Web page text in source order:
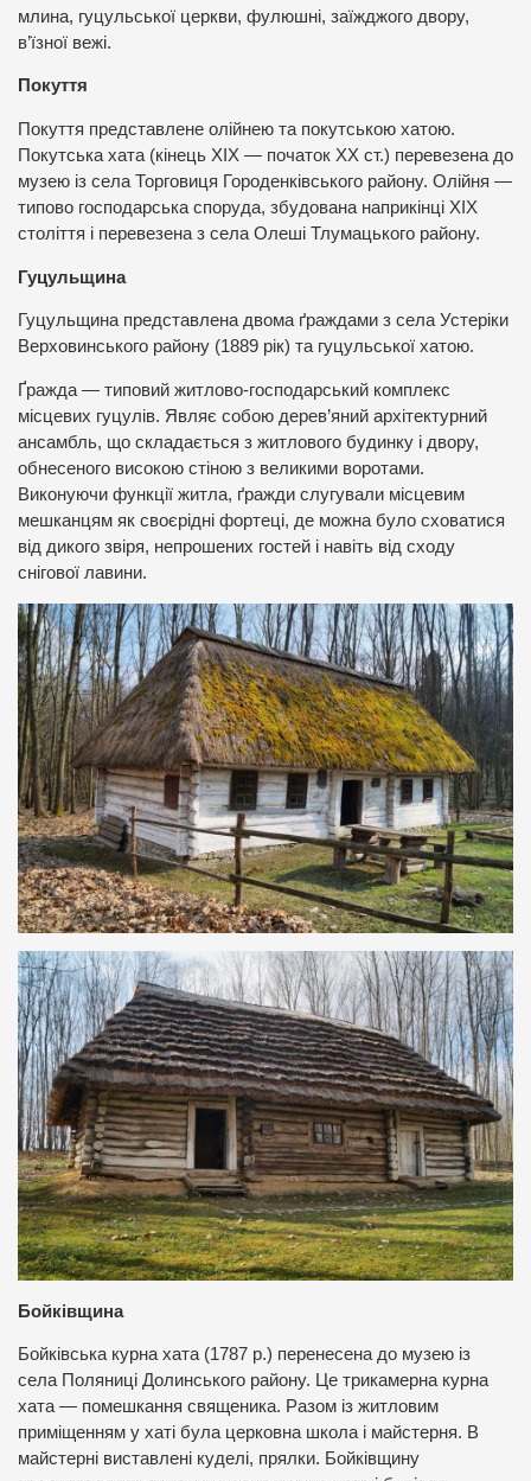
млина, гуцульської церкви, фулюшні, заїжджого двору,
в’їзної вежі.
Покуття
Покуття представлене олійнею та покутською хатою.
Покутська хата (кінець XIX — початок XX ст.) перевезена до
музею із села Торговиця Городенківського району. Олійня —
типово господарська споруда, збудована наприкінці XIX
століття і перевезена з села Олеші Тлумацького району.
Гуцульщина
Гуцульщина представлена двома ґраждами з села Устеріки
Верховинського району (1889 рік) та гуцульської хатою.
Ґражда — типовий житлово-господарський комплекс
місцевих гуцулів. Являє собою дерев’яний архітектурний
ансамбль, що складається з житлового будинку і двору,
обнесеного високою стіною з великими воротами.
Виконуючи функції житла, ґражди слугували місцевим
мешканцям як своєрідні фортеці, де можна було сховатися
від дикого звіря, непрошених гостей і навіть від сходу
снігової лавини.
Бойківщина
Бойківська курна хата (1787 р.) перенесена до музею із
села Поляниці Долинського району. Це трикамерна курна
хата — помешкання священика. Разом із житловим
приміщенням у хаті була церковна школа і майстерня. В
майстерні виставлені куделі, прялки. Бойківщину